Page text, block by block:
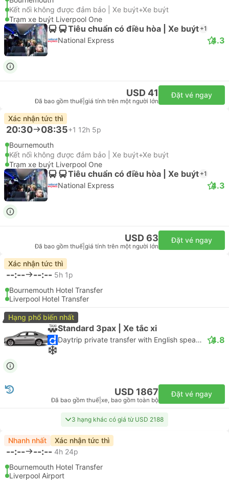
Kết nối không được đảm bảo | Xe buýt+Xe buýt
Trạm xe buýt Liverpool One
Tiêu chuẩn có điều hòa | Xe buýt +1
National Express 4.3
USD 41
Đã bao gồm thuế giá tính trên một người lớn
Đặt vé ngay
Xác nhận tức thì
20:30 08:35+1 12h 5p
Bournemouth
Kết nối không được đảm bảo | Xe buýt+Xe buýt
Trạm xe buýt Liverpool One
Tiêu chuẩn có điều hòa | Xe buýt +1
National Express 4.3
USD 63
Đã bao gồm thuế giá tính trên một người lớn
Đặt vé ngay
Xác nhận tức thì
--:-- --:-- 5h 1p
Bournemouth Hotel Transfer
Liverpool Hotel Transfer
Hạng phổ biến nhất
Standard 3pax | Xe tắc xi
Daytrip private transfer with English speaking driver 4.8
USD 1867
Đã bao gồm thuế xe, bao gồm toàn bộ
Đặt vé ngay
3 hạng khác có giá từ USD 2188
Nhanh nhất Xác nhận tức thì
--:-- --:-- 4h 24p
Bournemouth Hotel Transfer
Liverpool Airport